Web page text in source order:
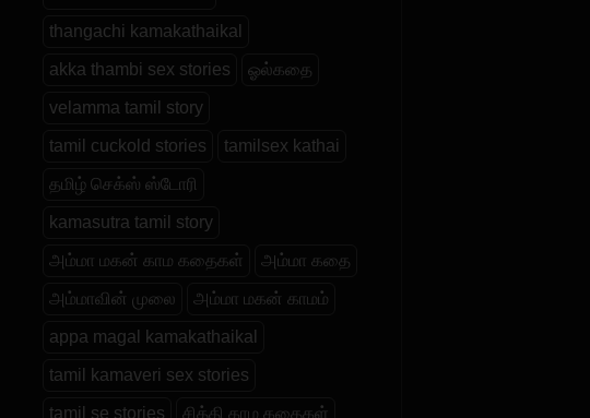
thangachi kamakathaikal
akka thambi sex stories ஓல்கதை
velamma tamil story
tamil cuckold stories tamilsex kathai
தமிழ் செக்ஸ் ஸ்டோரி
kamasutra tamil story
அம்மா மகன் காம கதைகள் அம்மா கதை
அம்மாவின் முலை அம்மா மகன் காமம்
appa magal kamakathaikal
tamil kamaveri sex stories
tamil se stories சித்தி காம கதைகள்